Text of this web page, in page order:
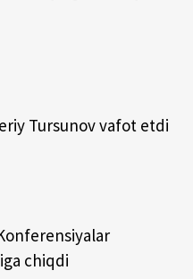
Tursunov vafot etdi
chiqdi